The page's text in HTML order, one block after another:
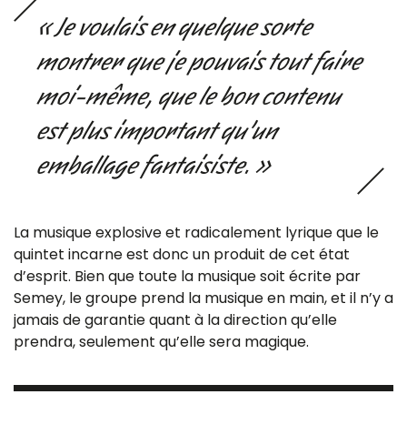
« Je voulais en quelque sorte
montrer que je pouvais tout faire
moi-même, que le bon contenu
est plus important qu’un
emballage fantaisiste. »
La musique explosive et radicalement lyrique que le
quintet incarne est donc un produit de cet état
d’esprit. Bien que toute la musique soit écrite par
Semey, le groupe prend la musique en main, et il n’y a
jamais de garantie quant à la direction qu’elle
prendra, seulement qu’elle sera magique.